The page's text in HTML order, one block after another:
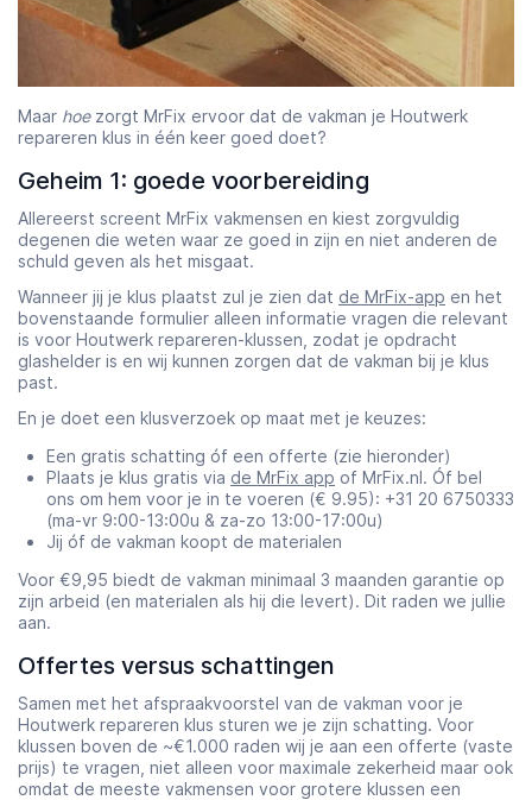
Maar hoezorgt MrFix ervoor dat de vakman je Houtwerk
repareren klus in één keer goed doet?
Geheim 1: goede voorbereiding
Allereerst screent MrFix vakmensen en kiest zorgvuldig
degenen die weten waar ze goed in zijn en niet anderen de
schuld geven als het misgaat.
Wanneer jij je klus plaatst zul je zien dat de MrFix-app en het
bovenstaande formulier alleen informatie vragen die relevant
is voor Houtwerk repareren-klussen, zodat je opdracht
glashelder is en wij kunnen zorgen dat de vakman bij je klus
past.
En je doet een klusverzoek op maat met je keuzes:
Een gratis schatting óf een offerte (zie hieronder)
Plaats je klus gratis via de MrFix app of MrFix.nl. Óf bel
ons om hem voor je in te voeren (€ 9.95): +31 20 6750333
(ma-vr 9:00-13:00u & za-zo 13:00-17:00u)
Jij óf de vakman koopt de materialen
Voor €9,95 biedt de vakman minimaal 3 maanden garantie op
zijn arbeid (en materialen als hij die levert). Dit raden we jullie
aan.
Offertes versus schattingen
Samen met het afspraakvoorstel van de vakman voor je
Houtwerk repareren klus sturen we je zijn schatting. Voor
klussen boven de ~€1.000 raden wij je aan een offerte (vaste
prijs) te vragen, niet alleen voor maximale zekerheid maar ook
omdat de meeste vakmensen voor grotere klussen een